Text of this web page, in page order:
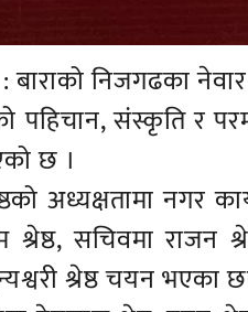
बाराको निजगढका
पहिचान, संस्कृति र
छ ।
अध्यक्षतामा नगर
श्रेष्ठ, सचिवमा राजन
श्रेष्ठ चयन भएका